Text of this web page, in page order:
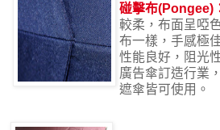
碰擊布(Pongee)
較柔，布面呈啞
布一樣，手感極
性能良好，阻光
廣告傘訂造行業
遮傘皆可使用。